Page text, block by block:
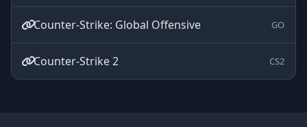
Counter-Strike: Global Offensive GO
Counter-Strike 2 CS2